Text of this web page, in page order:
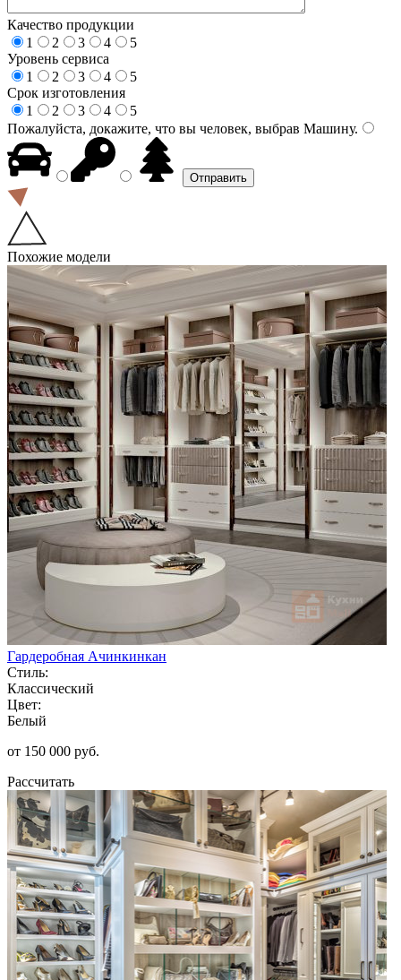
Качество продукции
1
2 3 4
5
Уровень сервиса
1
2 3 4
5
Срок изготовления
1
2 3 4
5
Пожалуйста, докажите, что вы человек, выбрав Машину.
Похожие модели
Гардеробная Ачинкинкан
Стиль:
Классический
Цвет:
Белый
от 150 000 руб.
Рассчитать